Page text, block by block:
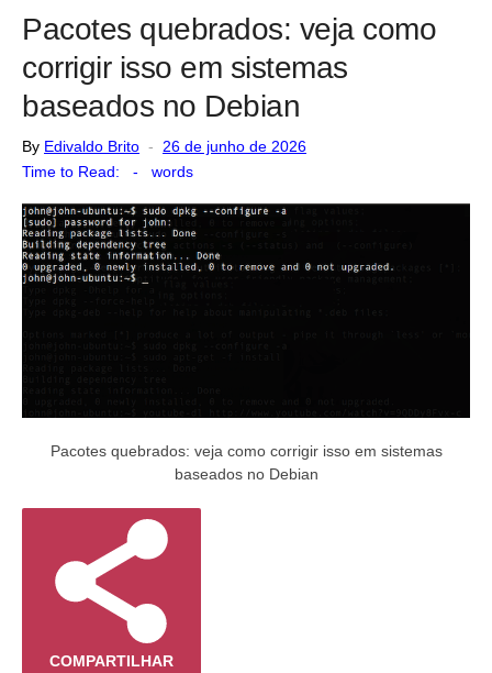
Pacotes quebrados: veja como
corrigir isso em sistemas
baseados no Debian
By Edivaldo Brito
Posted
26 de junho de 2026
Time to Read:
- words
Pacotes quebrados: veja como corrigir isso em sistemas
baseados no Debian
COMPARTILHAR